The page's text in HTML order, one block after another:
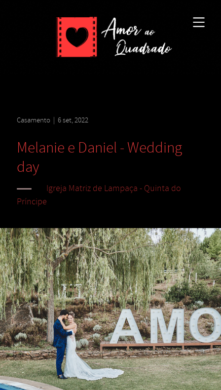
Casamento| 6 set, 2022
Melanie e Daniel - Wedding
day
Igreja Matriz de Lampaça - Quinta do
Príncipe